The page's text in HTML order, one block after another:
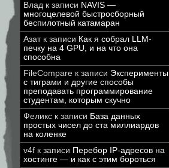
Влад к записи NAVIS —
многоцелевой быстросборный
беспилотный катамаран
Азатк записи Как я собрал LLM-
печку на 4 GPU, и на что она
способна
FileCompare к записи Эксперименты
с тиграми и другие способы
преподавать программирование
студентам, которым скучно
Феликс к записи База данных
простых чисел до ста миллиардов
на коленке
v4f к записи Перебор IP-адресов на
хостинге — и как с этим бороться